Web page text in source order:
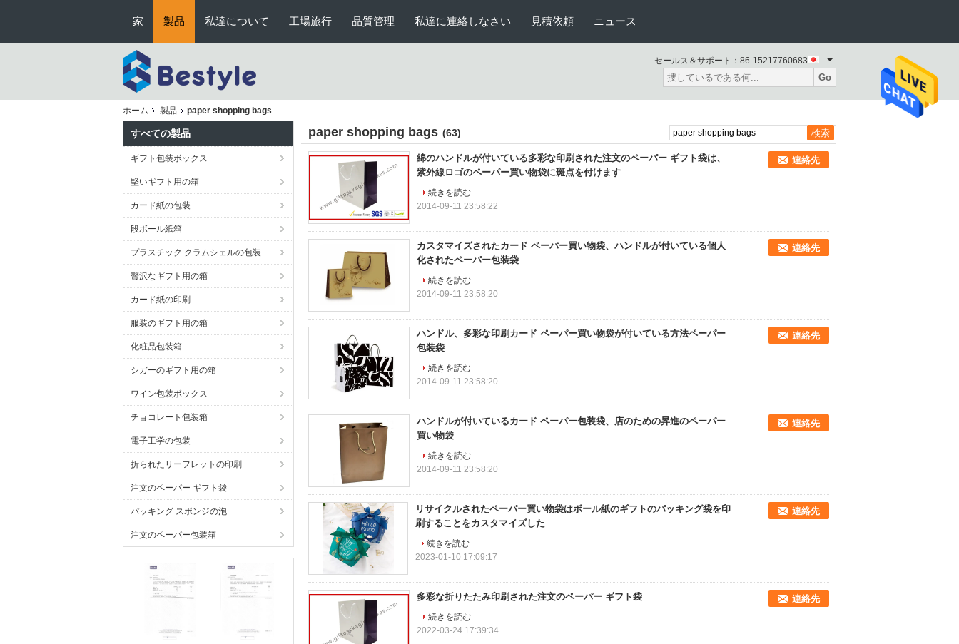
家 製品 私達について 工場旅行 品質管理 私達に連絡しなさい 見積依頼 ニュース
セールス＆サポート： 86-15217760683
Go
ホーム 製品 paper shopping bags
すべての製品
ギフト包装ボックス
堅いギフト用の箱
カード紙の包装
段ボール紙箱
プラスチック クラムシェルの包装
贅沢なギフト用の箱
カード紙の印刷
服装のギフト用の箱
化粧品包装箱
シガーのギフト用の箱
ワイン包装ボックス
チョコレート包装箱
電子工学の包装
折られたリーフレットの印刷
注文のペーパー ギフト袋
パッキング スポンジの泡
注文のペーパー包装箱
paper shopping bags (63)
綿のハンドルが付いている多彩な印刷された注文のペーパー ギフト袋は、
紫外線ロゴのペーパー買い物袋に斑点を付けます
連絡先
続きを読む
2014-09-11 23:58:22
カスタマイズされたカード ペーパー買い物袋、ハンドルが付いている個人
化されたペーパー包装袋
連絡先
続きを読む
2014-09-11 23:58:20
ハンドル、多彩な印刷カード ペーパー買い物袋が付いている方法ペーパー
包装袋
連絡先
続きを読む
2014-09-11 23:58:20
ハンドルが付いているカード ペーパー包装袋、店のための昇進のペーパー
買い物袋
連絡先
続きを読む
2014-09-11 23:58:20
リサイクルされたペーパー買い物袋はボール紙のギフトのパッキング袋を印
刷することをカスタマイズした
連絡先
続きを読む
2023-01-10 17:09:17
多彩な折りたたみ印刷された注文のペーパー ギフト袋 連絡先
続きを読む
2022-03-24 17:39:34